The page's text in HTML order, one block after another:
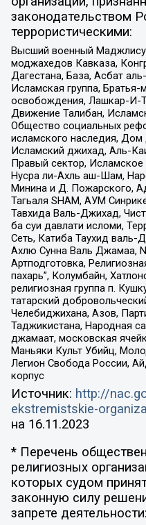
законодательством
террористическими:
Высший военный
моджахедов Кавказа,
Дагестана, База, Асбат
Исламская группа, Братья-
освобождения, Лашкар-И-
Движение Талибан,
Общество социальных
исламского наследия,
Исламский джихад, Аль-
Правый сектор,
Нусра ли-Ахль аш-Шам,
Минина и Д. Пожарского,
Тагьаля SHAM, АУМ
Тавхида Валь-Джихад,
ба суи давлати исломи,
Сеть, Катиба Таухид
Ахлю Сунна Валь Джамаа,
Артподготовка,
пахарь”, Колумбайн,
религиозная группа п.
татарский
Челебиджихана, Азов,
Таджикистана, Народная
джамаат, московская
Маньяки Культ Убийц,
Легион Свобода России,
корпус
Источник: http://
ekstremistskie-
на 16.11.2023
* Перечень
религиозных
которых судом
законную силу
запрете деятельности: